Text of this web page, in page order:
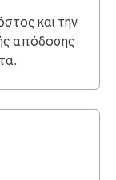
και την
απόδοσης